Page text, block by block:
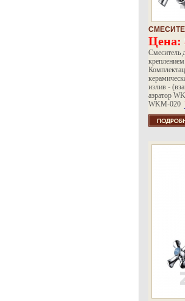
Цена:
Смеситель
излив -
аэратор
WKM-020